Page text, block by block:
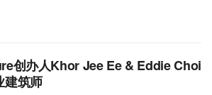
创办人Khor Jee Ee & Eddie Choi
建筑师